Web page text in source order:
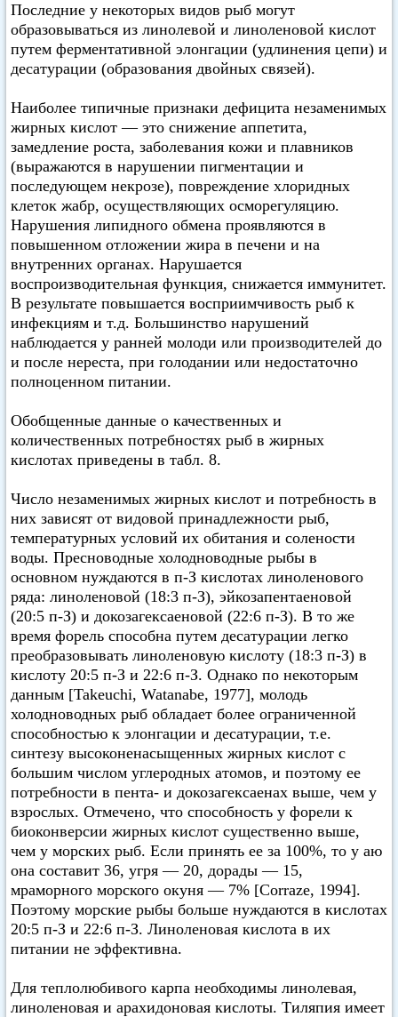
Последние у некоторых видов рыб могут
образовываться из линолевой и линоленовой кислот
путем ферментативной элонгации (удлинения цепи) и
десатурации (образования двойных связей).
Наиболее типичные признаки дефицита незаменимых
жирных кислот — это снижение аппетита,
замедление роста, заболевания кожи и плавников
(выражаются в нарушении пигментации и
последующем некрозе), повреждение хлоридных
клеток жабр, осуществляющих осморегуляцию.
Нарушения липидного обмена проявляются в
повышенном отложении жира в печени и на
внутренних органах. Нарушается
воспроизводительная функция, снижается иммунитет.
В результате повышается восприимчивость рыб к
инфекциям и т.д. Большинство нарушений
наблюдается у ранней молоди или производителей до
и после нереста, при голодании или недостаточно
полноценном питании.
Обобщенные данные о качественных и
количественных потребностях рыб в жирных
кислотах приведены в табл. 8.
Число незаменимых жирных кислот и потребность в
них зависят от видовой принадлежности рыб,
температурных условий их обитания и солености
воды. Пресноводные холодноводные рыбы в
основном нуждаются в п-З кислотах линоленового
ряда: линоленовой (18:3 п-З), эйкозапентаеновой
(20:5 п-З) и докозагексаеновой (22:6 п-З). В то же
время форель способна путем десатурации легко
преобразовывать линоленовую кислоту (18:3 п-З) в
кислоту 20:5 п-З и 22:6 п-З. Однако по некоторым
данным [Takeuchi, Watanabe, 1977], молодь
холодноводных рыб обладает более ограниченной
способностью к элонгации и десатурации, т.е.
синтезу высоконенасыщенных жирных кислот с
большим числом углеродных атомов, и поэтому ее
потребности в пента- и докозагексаенах выше, чем у
взрослых. Отмечено, что способность у форели к
биоконверсии жирных кислот существенно выше,
чем у морских рыб. Если принять ее за 100%, то у аю
она составит 36, угря — 20, дорады — 15,
мраморного морского окуня — 7% [Corraze, 1994].
Поэтому морские рыбы больше нуждаются в кислотах
20:5 п-З и 22:6 п-З. Линоленовая кислота в их
питании не эффективна.
Для теплолюбивого карпа необходимы линолевая,
линоленовая и арахидоновая кислоты. Тиляпия имеет